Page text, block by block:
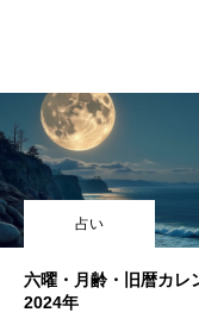
占い
六曜・月齢・旧暦カレ
2024年